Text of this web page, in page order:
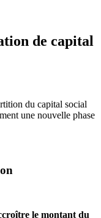
de capital
du capital social
une nouvelle phase
le montant du